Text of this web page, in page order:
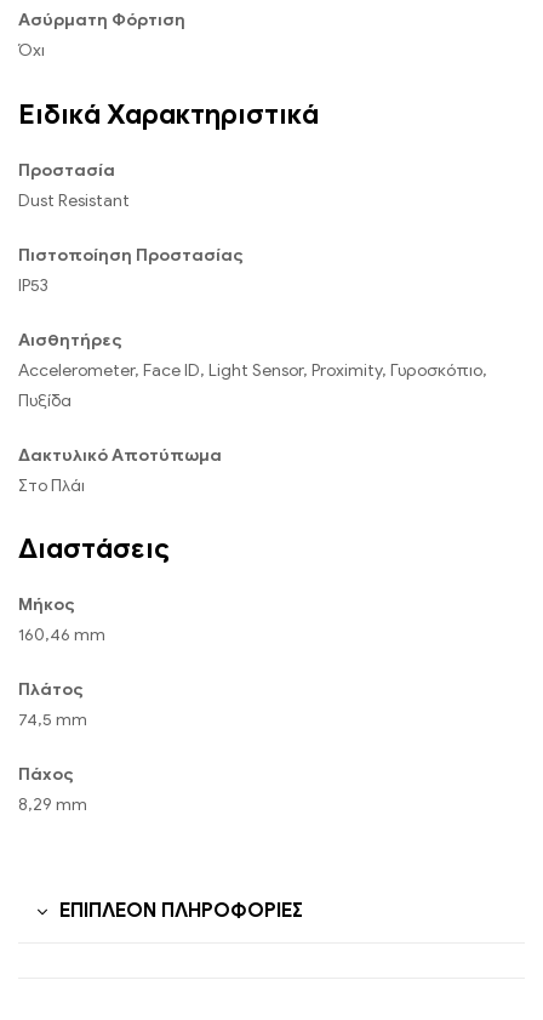
Ασύρματη Φόρτιση
Όχι
Ειδικά Χαρακτηριστικά
Προστασία
Dust Resistant
Πιστοποίηση Προστασίας
IP53
Αισθητήρες
Accelerometer, Face ID, Light Sensor, Proximity, Γυροσκόπιο,
Πυξίδα
Δακτυλικό Αποτύπωμα
Στο Πλάι
Διαστάσεις
Μήκος
160,46 mm
Πλάτος
74,5 mm
Πάχος
8,29 mm
ΕΠΙΠΛΈΟΝ ΠΛΗΡΟΦΟΡΊΕΣ